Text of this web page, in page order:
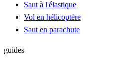
Saut à l'élastique
Vol en hélicoptère
Saut en parachute
guides